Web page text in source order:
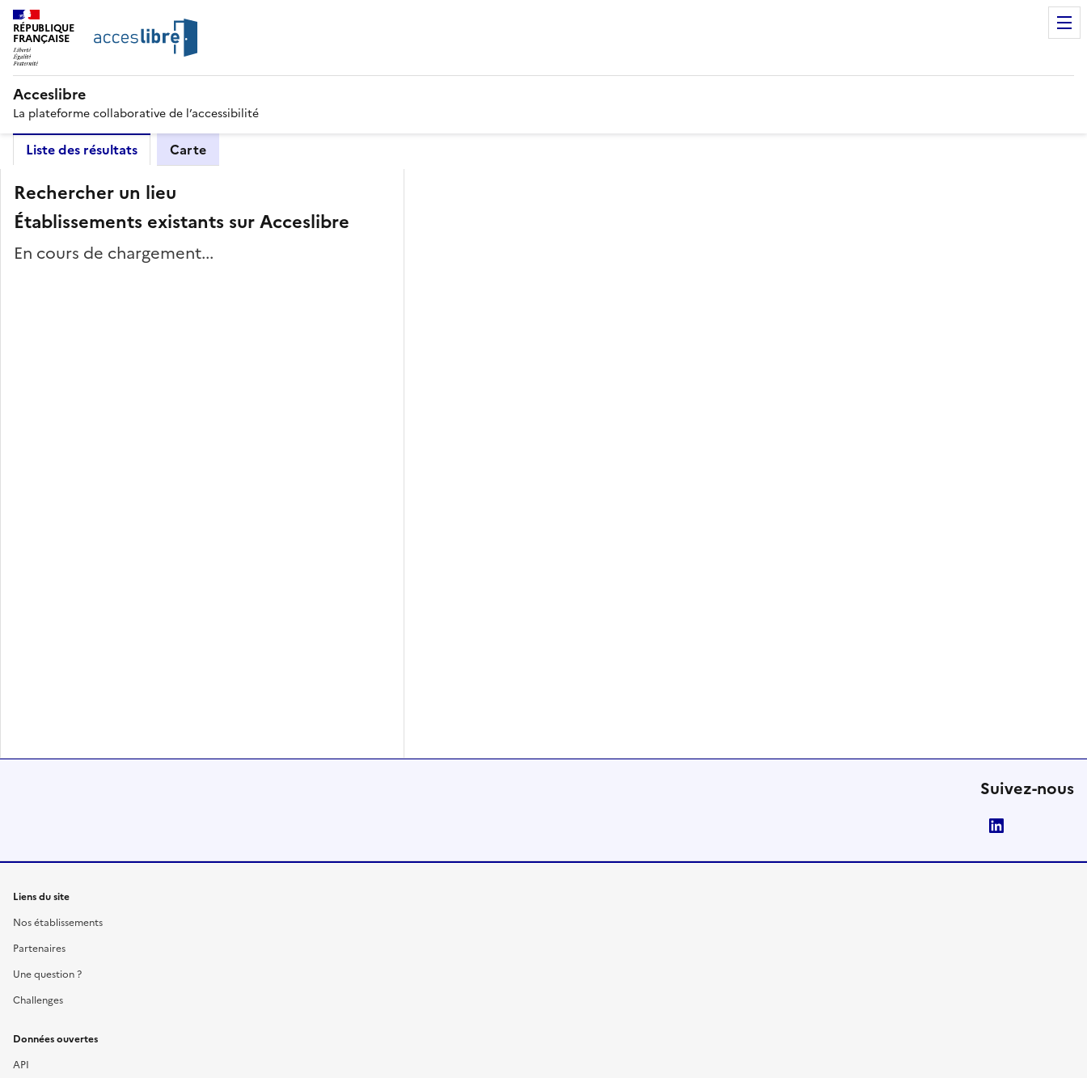
RÉPUBLIQUE
FRANÇAISE
Acceslibre
La plateforme collaborative de l’accessibilité
Liste des résultats Carte
Rechercher un lieu
Établissements existants sur Acceslibre
En cours de chargement...
Suivez-nous
Liens du site
Nos établissements
Partenaires
Une question ?
Challenges
Données ouvertes
API